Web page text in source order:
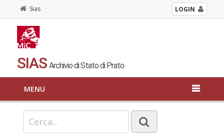
Sias LOGIN
SIAS Archivio di Stato di Prato
MENU